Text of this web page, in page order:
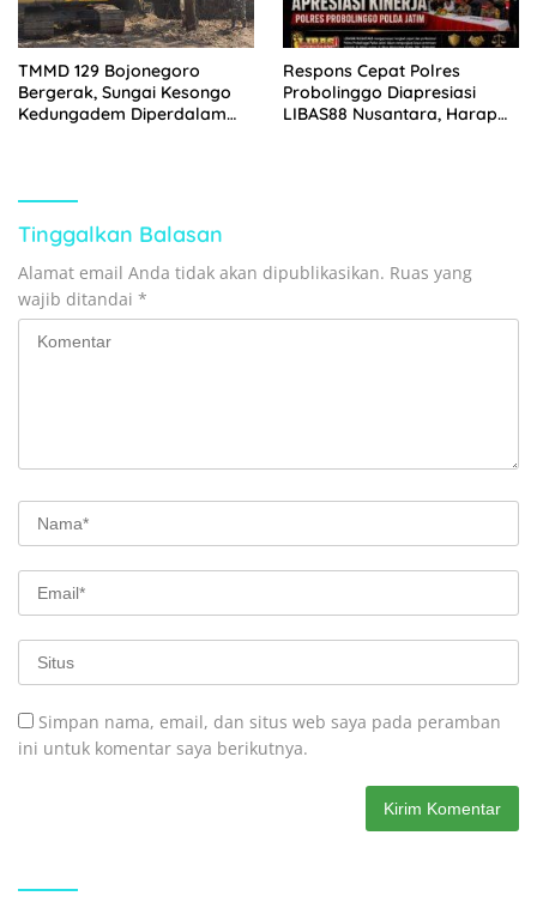
TMMD 129 Bojonegoro
Bergerak, Sungai Kesongo
Kedungadem Diperdalam
Respons Cepat Polres
Probolinggo Diapresiasi
LIBAS88 Nusantara, Harap
Tinggalkan Balasan
Alamat email Anda tidak akan dipublikasikan. Ruas yang
wajib ditandai *
Simpan nama, email, dan situs web saya pada peramban
ini untuk komentar saya berikutnya.